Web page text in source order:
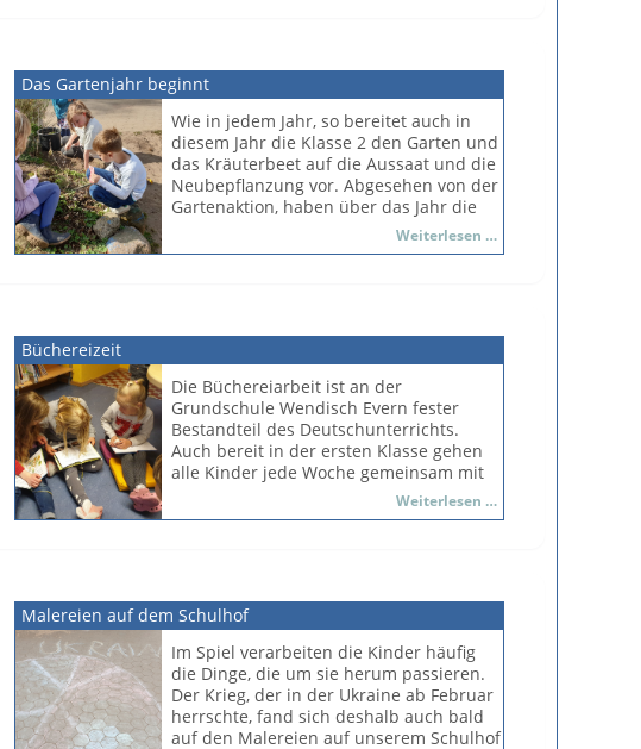
Schulhof
Das Gartenjahr beginnt
Wie in jedem Jahr, so bereitet auch in
diesem Jahr die Klasse 2 den Garten und
das Kräuterbeet auf die Aussaat und die
Neubepflanzung vor. Abgesehen von der
Gartenaktion, haben über das Jahr die
Kinder der scheidenden zweiten und der
beginnenden dritten Klasse die Aufgabe,
Gießen. Zum Schluss haben die Kinder
an der großen Ernte. Unterstützung
erfahren die Schülerinnen und Schüler
auch in diesem Jahr von der Gärtnerin
Ulrike Kruse, Landwirtin aus dem Ort.
Weiterlesen …
Gartenjahr
Büchereizeit
Die Büchereiarbeit ist an der
Grundschule Wendisch Evern fester
Bestandteil des Deutschunterrichts.
Auch bereit in der ersten Klasse gehen
alle Kinder jede Woche gemeinsam mit
der Deutschlehrerin dorthin, um zu
schmökern oder auch nur anzugucken,
geöffnet, um eine Ausleihe zu
ermöglichen.
Weiterlesen …
Malereien auf dem Schulhof
Im Spiel verarbeiten die Kinder häufig
die Dinge, die um sie herum passieren.
Der Krieg, der in der Ukraine ab Februar
herrschte, fand sich deshalb auch bald
auf den Malereien auf unserem Schulhof